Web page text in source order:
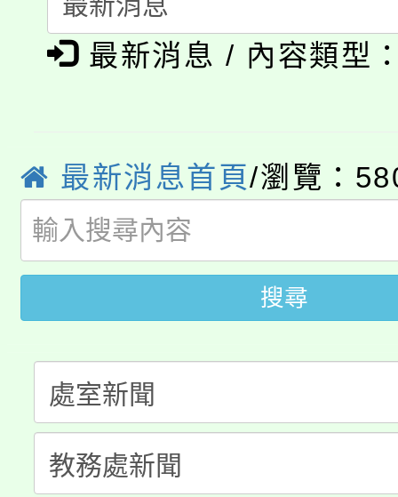
系所師生報名參加。
踴躍報名參加。
義教育推展貢獻獎」
公告本校115學年度第
生本土語及新住民語歌
公告本校115學年度第
代理(課)教師甄選結果(
公告本校115學年度第
代理(課)教師甄選結果(
轉知中國文化大學推廣
《TA101》溝通分析基
程，歡迎學生輔導中心
心理、諮商輔導、社會
系所師生報名參加。
轉知苗栗縣政府辦理
縣市「校園短影音徵選
門員」簡章及活動海報
踴躍報名參加。
要點
「桃園市補助參觀特色
展演活動實施計畫」
115年度「教育部表揚
義教育推展貢獻獎」
最新消息 / 內容類型
最新消息首頁/瀏覽：
搜尋